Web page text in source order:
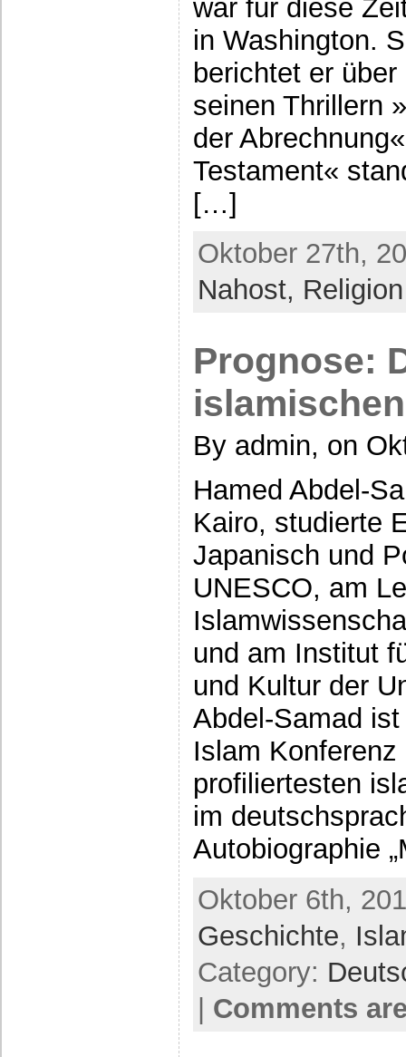
war für diese
in Washington.
berichtet er
seinen Thrillern
der
Testament«
[…]
Oktober 27th,
Nahost, Religion
Prognose:
By admin, on
Hamed Abdel-
Kairo, studierte
Japanisch und
UNESCO, am
und am Institut
und Kultur der
Abdel-Samad
Islam
profiliertesten
im
Autobiographie
Oktober 6th,
Geschichte,
Category:
Comments